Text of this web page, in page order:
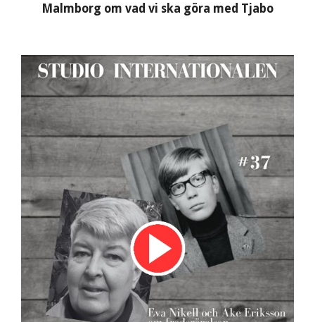
Malmborg om vad vi ska göra med Tjabo